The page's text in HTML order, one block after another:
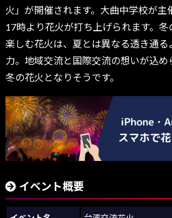
火」が開催されます。大曲中学校が主
17時より花火が打ち上げられます。
楽しむ花火は、夏とは異なる透き通る
力。地域交流と国際交流の想いが込
冬の花火となりそうです。
イベント概要